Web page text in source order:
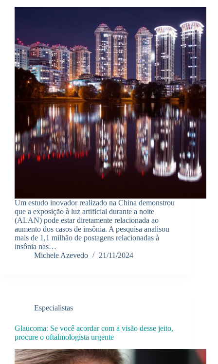
Um estudo inovador realizado na China demonstrou
que a exposição à luz artificial durante a noite
(ALAN) pode estar diretamente relacionada ao
aumento dos casos de insônia. A pesquisa analisou
mais de 1,1 milhão de postagens relacionadas à
insônia nas…
Michele Azevedo
21/11/2024
Especialistas
Glaucoma: Se você acordar com a visão desse jeito,
procure o oftalmologista urgente